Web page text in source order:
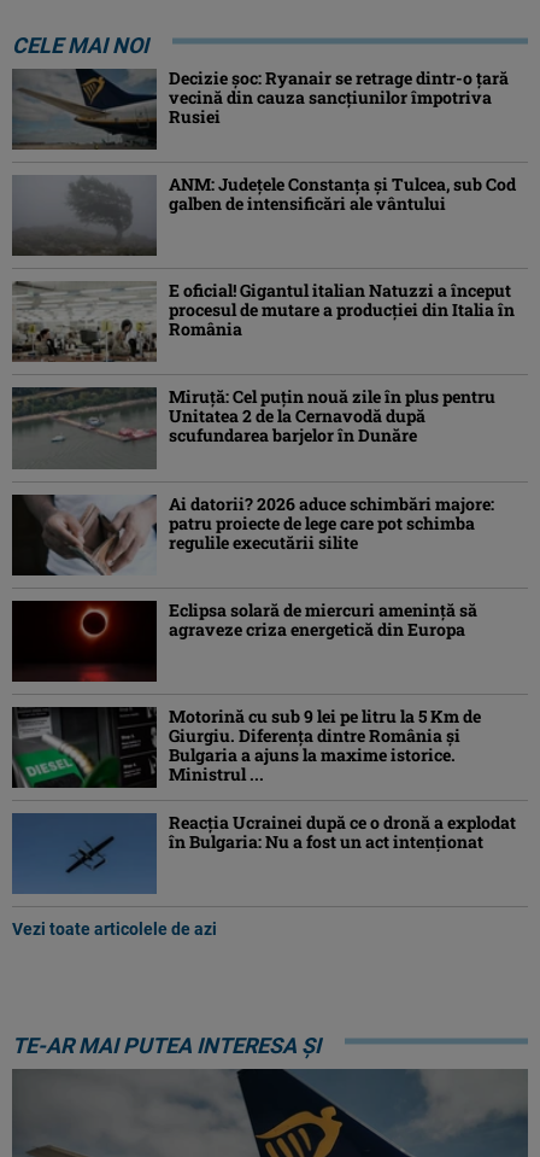
CELE MAI NOI
Decizie șoc: Ryanair se retrage dintr-o țară
vecină din cauza sancțiunilor împotriva
Rusiei
ANM: Judeţele Constanţa şi Tulcea, sub Cod
galben de intensificări ale vântului
E oficial! Gigantul italian Natuzzi a început
procesul de mutare a producției din Italia în
România
Miruță: Cel puțin nouă zile în plus pentru
Unitatea 2 de la Cernavodă după
scufundarea barjelor în Dunăre
Ai datorii? 2026 aduce schimbări majore:
patru proiecte de lege care pot schimba
regulile executării silite
Eclipsa solară de miercuri ameninţă să
agraveze criza energetică din Europa
Motorină cu sub 9 lei pe litru la 5 Km de
Giurgiu. Diferența dintre România și
Bulgaria a ajuns la maxime istorice.
Ministrul ...
Reacția Ucrainei după ce o dronă a explodat
în Bulgaria: Nu a fost un act intenționat
Vezi toate articolele de azi
TE-AR MAI PUTEA INTERESA ȘI